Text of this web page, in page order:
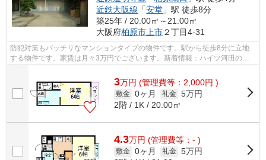
近鉄大阪線 「安堂 」駅 徒歩8分
築25年 / 20.00㎡～21.00㎡
大阪府柏原市 上市２丁目4-31
防犯対策もバッチリなマンションタイプの物件です。駅から徒歩8分に立地
する物件です。家賃は月々3万円でございます。新着情報：ハイツ河田の空
室情報ならコチラ。交通利便性の高い関...
3万円 (管理費等：2,000円 )
敷金 0ヶ月 礼金 5万円
2階 / 1K / 20.00㎡
4.3万円 (管理費等：- )
敷金 0ヶ月 礼金 5万円